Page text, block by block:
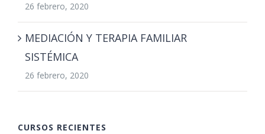
26 febrero, 2020
MEDIACIÓN Y TERAPIA FAMILIAR
SISTÉMICA
26 febrero, 2020
CURSOS RECIENTES